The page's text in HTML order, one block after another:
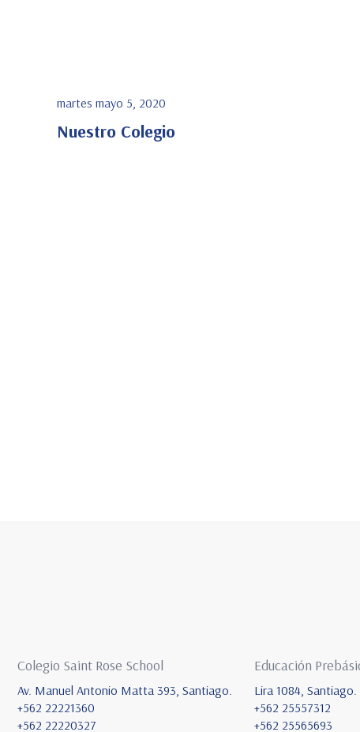
martes mayo 5, 2020
Nuestro Colegio
Colegio Saint Rose School
Av. Manuel Antonio Matta 393, Santiago.
+562 22221360
+562 22220327
Educación
Lira 1084, Santiago.
+562 25557312
+562 25565693